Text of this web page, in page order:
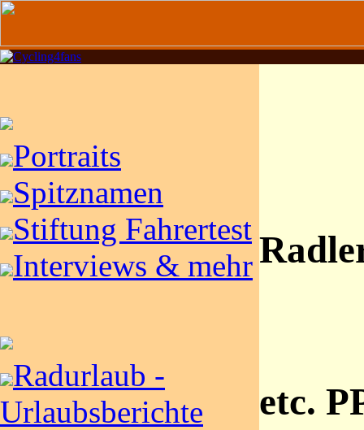
Portraits
Spitznamen
Stiftung Fahrertest
Interviews & mehr
Radurlaub -
Urlaubsberichte
etc.